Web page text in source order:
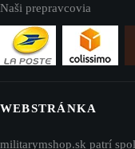
Naši prepravcovia
WEBSTRÁNKA
militarymshop.sk patrí